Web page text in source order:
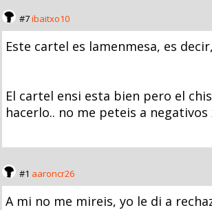
#7ibaitxo10
Este cartel es lamenmesa, es
El cartel ensi esta bien pero el
hacerlo.. no me peteis a negativos
#1 aaroncr26
A mi no me mireis, yo le di a